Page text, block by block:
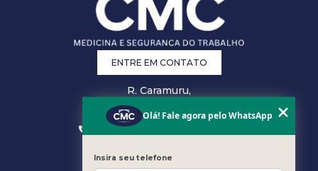
ENTRE EM CONTATO
R. Caramuru,
Vitória - ES
(27) 3223-0868
Olá! Fale agora pelo WhatsApp
Insira seu telefone